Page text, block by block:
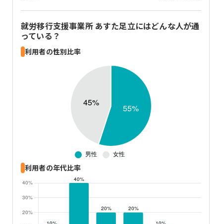
就労移行支援事業所 あすた足立にはどんな人が通
っている？
利用者の性別比率
利用者の年代比率